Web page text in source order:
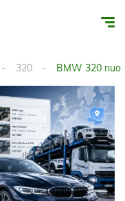
320 BMW 320 nuo